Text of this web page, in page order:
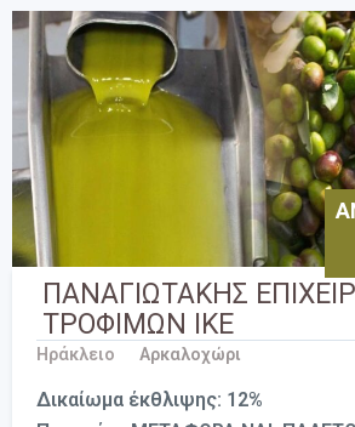
ΠΑΝΑΓΙΩΤΑΚΗΣ
ΤΡΟΦΙΜΩΝ ΙΚΕ
Ηράκλειο Αρκαλοχώρι
Δικαίωμα έκθλιψης: 12%